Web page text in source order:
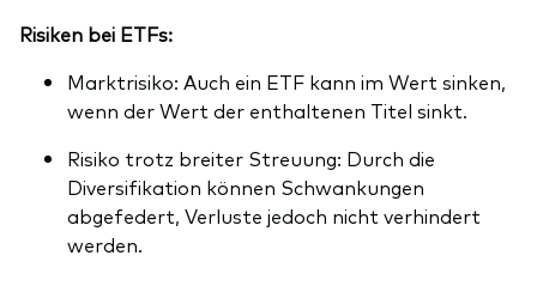
Risiken bei ETFs:
Marktrisiko: Auch ein ETF kann im Wert sinken,
wenn der Wert der enthaltenen Titel sinkt.
Risiko trotz breiter Streuung: Durch die
Diversifikation können Schwankungen
abgefedert, Verluste jedoch nicht verhindert
werden.